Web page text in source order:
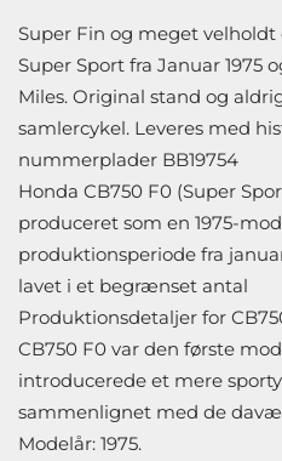
Super Fin og meget velholdt
Super Sport fra Januar 1975
Miles. Original stand og
samlercykel. Leveres med
nummerplader BB19754
Honda CB750 F0 (Super
produceret som en 1975-
produktionsperiode fra
lavet i et begrænset antal
Produktionsdetaljer for
CB750 F0 var den første
introducerede et mere
sammenlignet med de
Modelår: 1975.